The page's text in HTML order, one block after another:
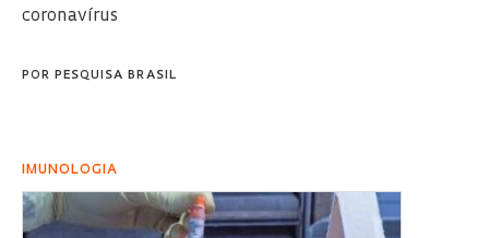
coronavírus
POR PESQUISA BRASIL
IMUNOLOGIA